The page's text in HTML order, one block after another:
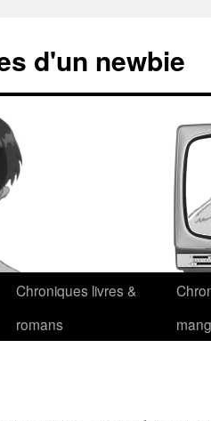
d'un newbie
Chroniques livres &
romans